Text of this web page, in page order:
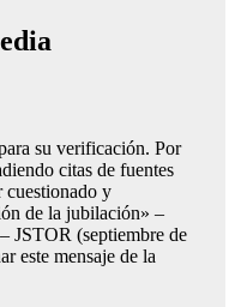
su verificación. Por
citas de fuentes
cuestionado y
de la jubilación» –
JSTOR (septiembre de
este mensaje de la